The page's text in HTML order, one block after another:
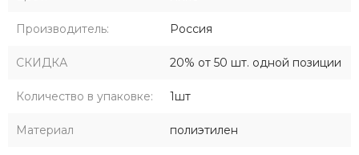
Производитель: Россия
СКИДКА 20% от 50 шт. одной позиции
Количество в упаковке: 1шт
Материал полиэтилен